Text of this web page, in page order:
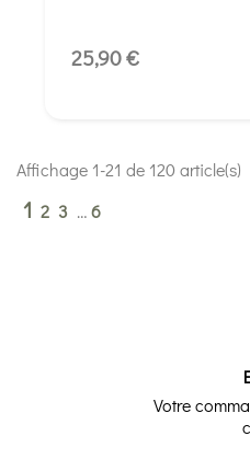
25,90 €
Affichage 1-21 de 120 article(s)
1 2 3 …6
Votre